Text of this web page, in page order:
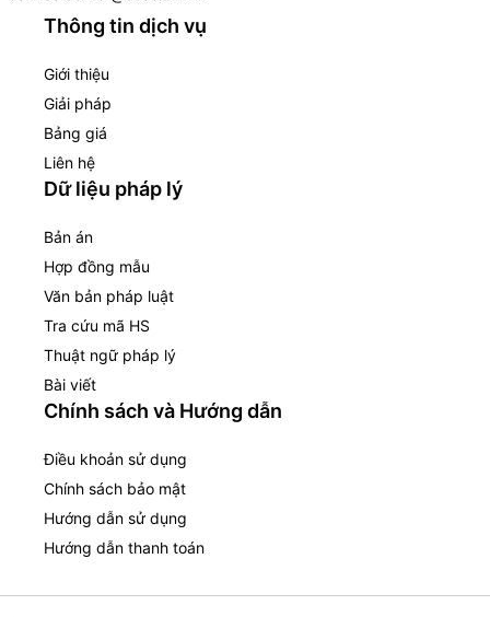
Thông tin dịch vụ
Giới thiệu
Giải pháp
Bảng giá
Liên hệ
Dữ liệu pháp lý
Bản án
Hợp đồng mẫu
Văn bản pháp luật
Tra cứu mã HS
Thuật ngữ pháp lý
Bài viết
Chính sách và Hướng dẫn
Điều khoản sử dụng
Chính sách bảo mật
Hướng dẫn sử dụng
Hướng dẫn thanh toán